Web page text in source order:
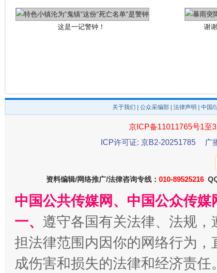
今
习近平的博鳌关键词
魏明亮
关于我们 公众采编部 法律声明 | 中国
京ICP备11011765号1至
ICP许可证: 京B2-20251785
广
资料编辑/网络推广/法律咨询专线： 010-89525216
中国公共传媒网、中国公众传
一、 遵守各国有关法律、法规
担法律范围内因你的网络行为
成伤害和损失的法律和经济责